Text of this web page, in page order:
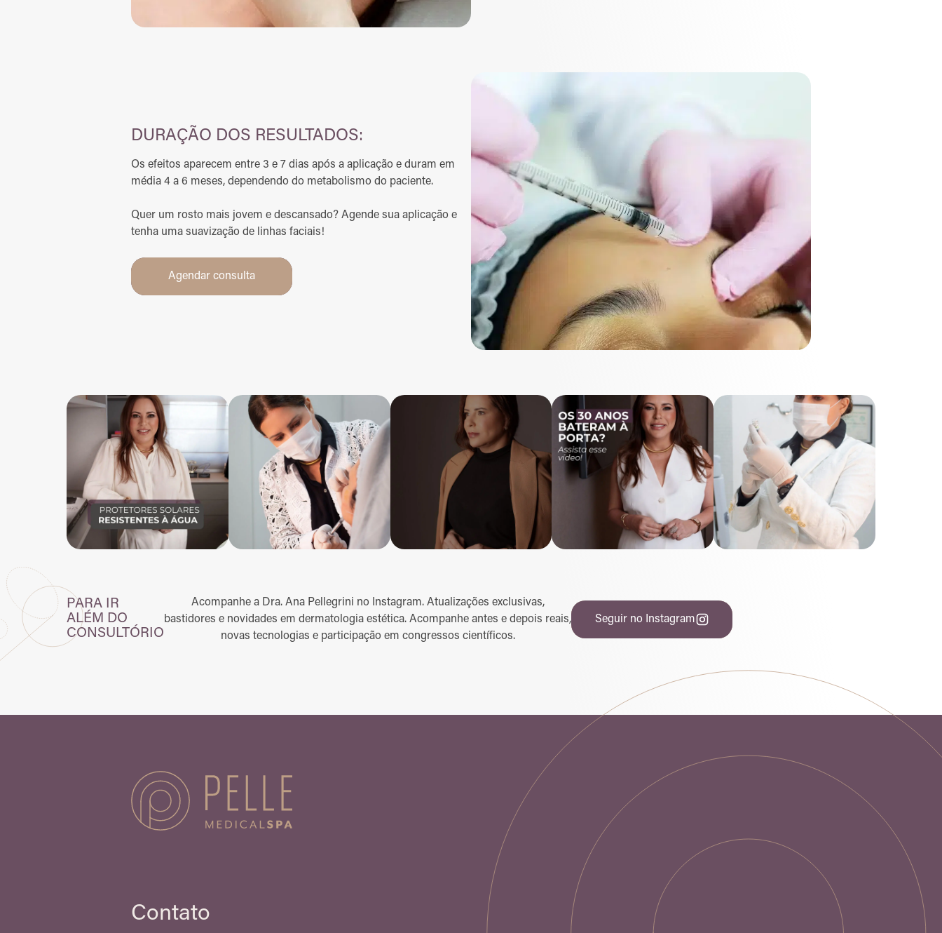
DURAÇÃO DOS RESULTADOS:
Os efeitos aparecem entre 3 e 7 dias após a aplicação e duram em
média 4 a 6 meses, dependendo do metabolismo do paciente.
Quer um rosto mais jovem e descansado? Agende sua aplicação e
tenha uma suavização de linhas faciais!
Agendar consulta
PARA IR
ALÉM DO
CONSULTÓRIO
Acompanhe a Dra. Ana Pellegrini no Instagram. Atualizações exclusivas,
bastidores e novidades em dermatologia estética. Acompanhe antes e depois reais,
novas tecnologias e participação em congressos científicos.
Seguir no Instagram
Contato